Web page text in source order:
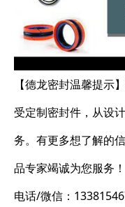
【德龙密封温馨提示
受定制密封件，从设
务。有更多想了解的
品专家竭诚为您服务！
电话/微信：